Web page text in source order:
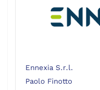
Ennexia S.r.l.
Paolo Finotto